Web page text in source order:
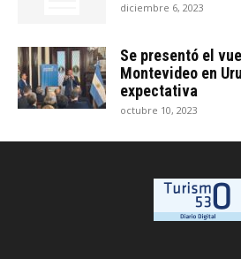
diciembre 6, 2023
Se presentó el
Montevideo en
expectativa
octubre 10, 2023